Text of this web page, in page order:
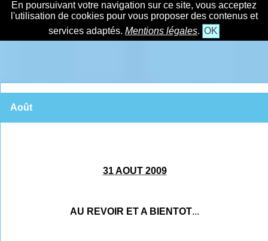
En poursuivant votre navigation sur ce site, vous acceptez
l'utilisation de cookies pour vous proposer des contenus et
services adaptés. Mentions légales. OK
Août
31 AOUT 2009
AU REVOIR ET A BIENTOT...